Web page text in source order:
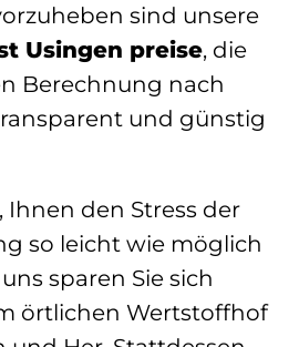
sind unsere
Usingen preise, die
Berechnung nach
und günstig
Ihnen den Stress der
so leicht wie möglich
sparen Sie sich
örtlichen Wertstoffhof